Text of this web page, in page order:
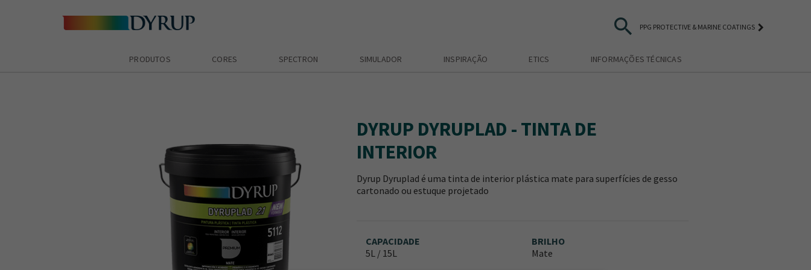
search PPG PROTECTIVE & MARINE COATINGSkeyboard_arrow_right
PRODUTOS CORES SPECTRON SIMULADOR INSPIRAÇÃO ETICS INFORMAÇÕES TÉCNICAS
DYRUP DYRUPLAD - TINTA DE
INTERIOR
Dyrup Dyruplad é uma tinta de interior plástica mate para superfícies de gesso
cartonado ou estuque projetado
CAPACIDADE
5L / 15L
BRILHO
Mate